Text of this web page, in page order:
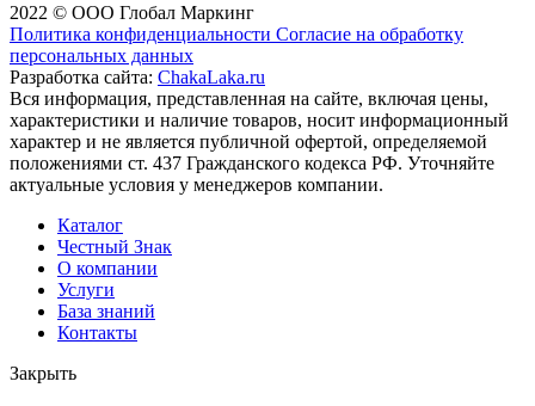
2022 © ООО Глобал Маркинг
Политика конфиденциальности Согласие на обработку
персональных данных
Разработка сайта: ChakaLaka.ru
Вся информация, представленная на сайте, включая цены,
характеристики и наличие товаров, носит информационный
характер и не является публичной офертой, определяемой
положениями ст. 437 Гражданского кодекса РФ. Уточняйте
актуальные условия у менеджеров компании.
Каталог
Честный Знак
О компании
Услуги
База знаний
Контакты
Закрыть